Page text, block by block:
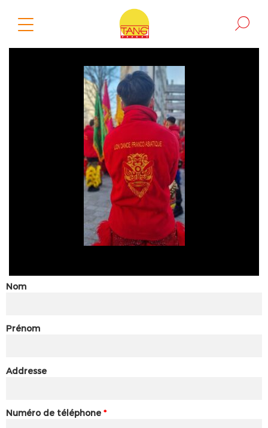
Nom
Prénom
Addresse
Numéro de téléphone *